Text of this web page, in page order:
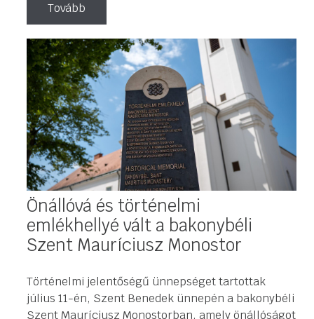
Tovább
Önállóvá és történelmi
emlékhellyé vált a bakonybéli
Szent Mauríciusz Monostor
Történelmi jelentőségű ünnepséget tartottak
július 11-én, Szent Benedek ünnepén a bakonybéli
Szent Mauríciusz Monostorban, amely önállóságot